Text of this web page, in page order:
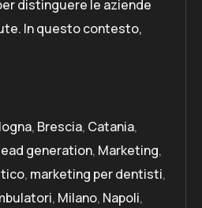
distinguere le aziende
In questo contesto,
, Brescia, Catania,
generation, Marketing,
, marketing per dentisti,
, Milano, Napoli,